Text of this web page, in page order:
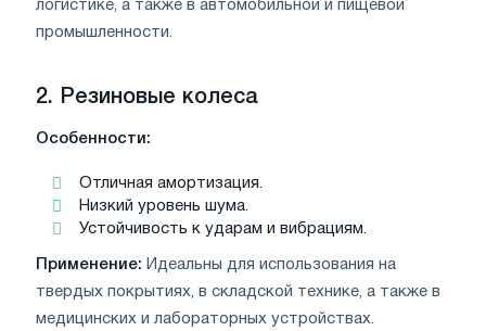
логистике, а также в автомобильной и пищевой
промышленности.
2. Резиновые колеса
Особенности:
Отличная амортизация.
Низкий уровень шума.
Устойчивость к ударам и вибрациям.
Применение: Идеальны для использования на
твердых покрытиях, в складской технике, а также в
медицинских и лабораторных устройствах.